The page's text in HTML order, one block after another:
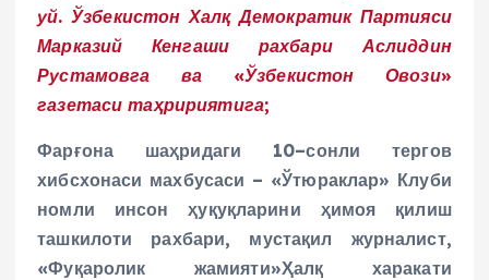
уй. Ўзбекистон Халқ Демократик Партияси
Марказий Кенгаши рахбари Аслиддин
Рустамовга ва «Ўзбекистон Овози»
газетаси таҳририятига;
Фарғона шаҳридаги 10–сонли тергов
хибсхонаси махбусаси – «Ўтюраклар» Клуби
номли инсон ҳуқуқларини ҳимоя қилиш
ташкилоти рахбари, мустақил журналист,
«Фуқаролик жамияти»Ҳалқ харакати